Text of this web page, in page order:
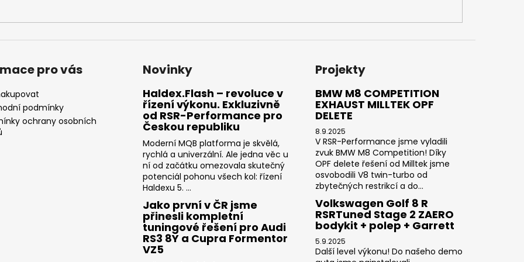
pro vás
podmínky
ochrany osobních
Novinky
Haldex.Flash – revoluce v
řízení výkonu. Exkluzivně
od RSR-Performance pro
Českou republiku
Moderní MQB platforma je skvělá,
rychlá a univerzální. Ale jedna věc u
ní od začátku omezovala skutečný
potenciál pohonu všech kol: řízení
Haldexu 5. ...
Jako první v ČR jsme
přinesli kompletní
tuningové řešení pro Audi
RS3 8Y a Cupra Formentor
VZ5
Projekty
BMW M8 COMPETITION
EXHAUST MILLTEK OPF
DELETE
8.9.2025
V RSR-Performance jsme vyladili
zvuk BMW M8 Competition! Díky
OPF delete řešení od Milltek jsme
osvobodili V8 twin-turbo od
zbytečných restrikcí a do...
Volkswagen Golf 8 R
RSRTuned Stage 2 ZAERO
bodykit + polep + Garrett
5.9.2025
Další level výkonu! Do našeho demo